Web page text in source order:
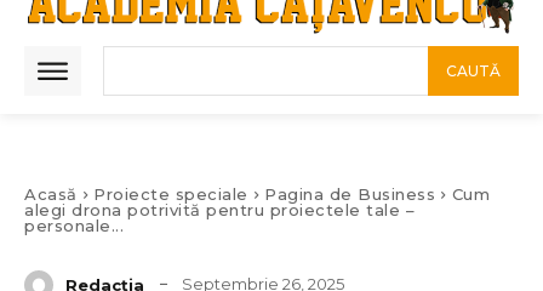
CAUTĂ
Acasă Proiecte speciale Pagina de Business
Cum
alegi drona potrivită pentru proiectele tale –
personale...
Redacția Septembrie 26, 2025